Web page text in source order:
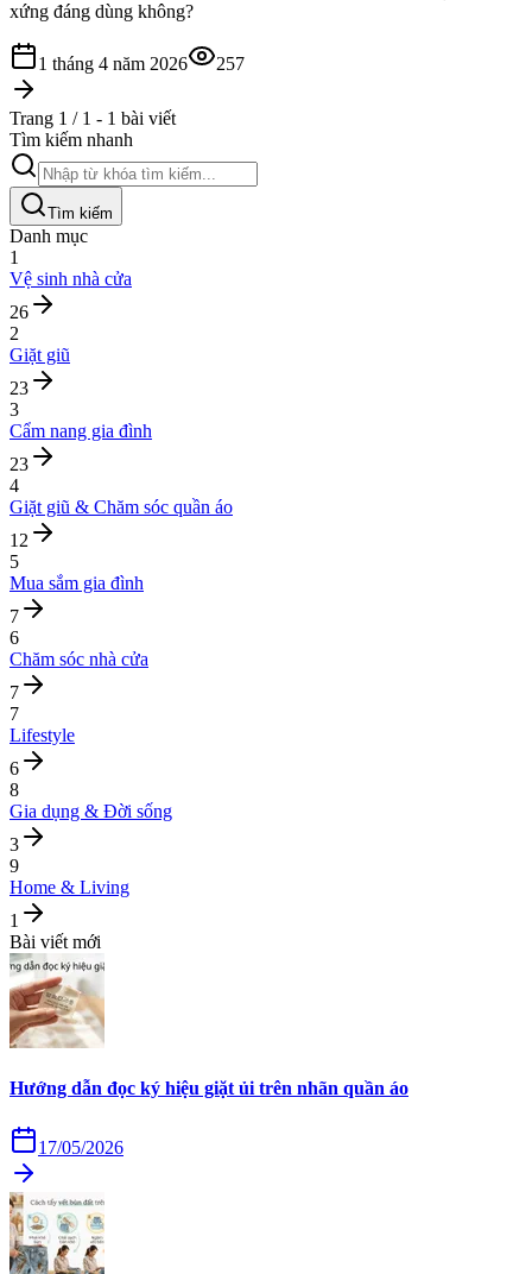
xứng đáng dùng không?
1 tháng 4 năm 2026 257
Trang 1 / 1 - 1 bài viết
Tìm kiếm nhanh
Tìm kiếm
Danh mục
1
Vệ sinh nhà cửa
26
2
Giặt giũ
23
3
Cẩm nang gia đình
23
4
Giặt giũ & Chăm sóc quần áo
12
5
Mua sắm gia đình
7
6
Chăm sóc nhà cửa
7
7
Lifestyle
6
8
Gia dụng & Đời sống
3
9
Home & Living
1
Bài viết mới
Hướng dẫn đọc ký hiệu giặt ủi trên nhãn quần áo
17/05/2026